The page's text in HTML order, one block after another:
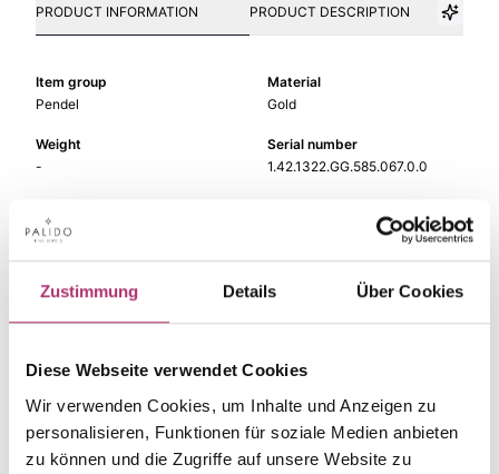
Zustimmung Details Über Cookies
Diese Webseite verwendet Cookies
Wir verwenden Cookies, um Inhalte und Anzeigen zu
personalisieren, Funktionen für soziale Medien anbieten
zu können und die Zugriffe auf unsere Website zu
PRODUCT INFORMATION PRODUCT DESCRIPTION
Item group
Pendel
Material
Gold
Weight
-
Serial number
1.42.1322.GG.585.067.0.0
9010595732386
585
yellow gold
Perle
fwp white